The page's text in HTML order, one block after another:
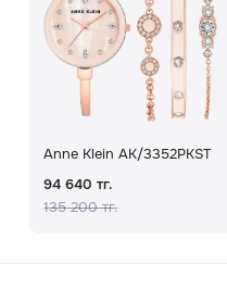
Anne Klein AK/3352PKST
94 640 тг.
135 200 тг.